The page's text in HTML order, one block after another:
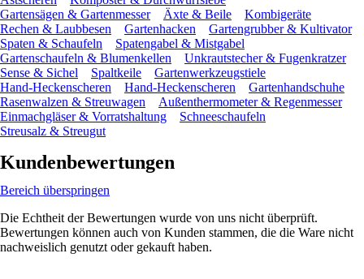
Gartensägen & Gartenmesser
Äxte & Beile
Kombigeräte
Rechen & Laubbesen
Gartenhacken
Gartengrubber & Kultivator
Spaten & Schaufeln
Spatengabel & Mistgabel
Gartenschaufeln & Blumenkellen
Unkrautstecher & Fugenkratzer
Sense & Sichel
Spaltkeile
Gartenwerkzeugstiele
Hand-Heckenscheren
Hand-Heckenscheren
Gartenhandschuhe
Rasenwalzen & Streuwagen
Außenthermometer & Regenmesser
Einmachgläser & Vorratshaltung
Schneeschaufeln
Streusalz & Streugut
Kundenbewertungen
Bereich überspringen
Die Echtheit der Bewertungen wurde von uns nicht überprüft.
Bewertungen können auch von Kunden stammen, die die Ware nicht
nachweislich genutzt oder gekauft haben.